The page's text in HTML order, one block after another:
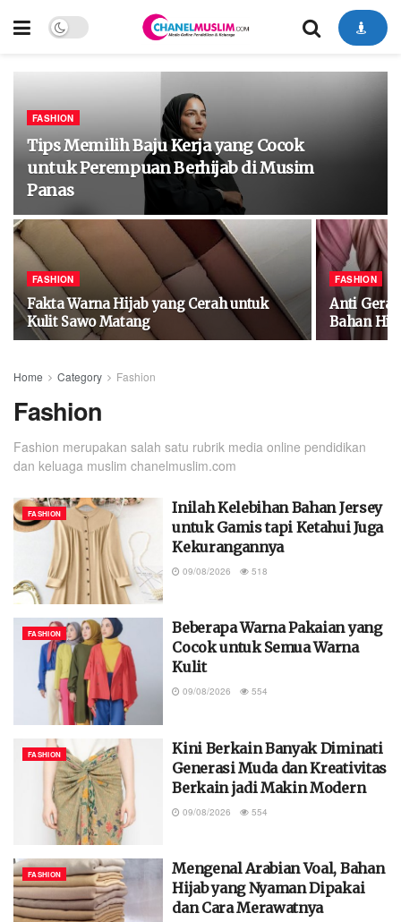
FASHION
Tips Memilih Baju Kerja yang Cocok
untuk Perempuan Berhijab di Musim
Panas
FASHION
Fakta Warna Hijab yang Cerah untuk
Kulit Sawo Matang
FASHION
Anti
Bahan
Home Category Fashion
Fashion
Fashion merupakan salah satu rubrik media online pendidikan
dan keluaga muslim chanelmuslim.com
FASHION
Inilah Kelebihan Bahan Jersey
untuk Gamis tapi Ketahui Juga
Kekurangannya
09/08/2026 518
FASHION
Beberapa Warna Pakaian yang
Cocok untuk Semua Warna
Kulit
09/08/2026 554
FASHION
Kini Berkain Banyak Diminati
Generasi Muda dan Kreativitas
Berkain jadi Makin Modern
09/08/2026 554
FASHION
Mengenal Arabian Voal, Bahan
Hijab yang Nyaman Dipakai
dan Cara Merawatnya